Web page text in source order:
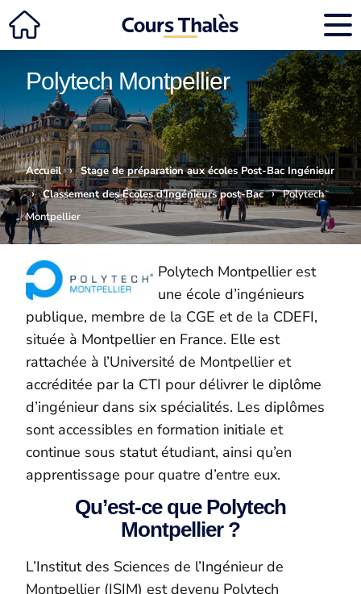
Polytech Montpellier
Accueil › Stage de préparation aux écoles Post-Bac Ingénieur
› Classement des Écoles d’Ingénieurs post-Bac › Polytech
Montpellier
Polytech Montpellier est
une école d’ingénieurs
publique, membre de la CGE et de la CDEFI,
située à Montpellier en France. Elle est
rattachée à l’Université de Montpellier et
accréditée par la CTI pour délivrer le diplôme
d’ingénieur dans six spécialités. Les diplômes
sont accessibles en formation initiale et
continue sous statut étudiant, ainsi qu’en
apprentissage pour quatre d’entre eux.
Qu’est-ce que Polytech
Montpellier ?
L’Institut des Sciences de l’Ingénieur de
Montpellier (ISIM) est devenu Polytech